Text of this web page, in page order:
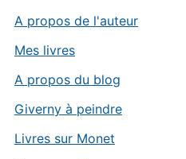
A propos de l'auteur
Mes livres
A propos du blog
Giverny à peindre
Livres sur Monet